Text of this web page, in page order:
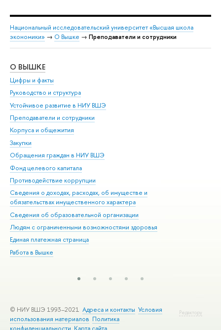
Национальный исследовательский университет «Высшая школа
экономики» → О Вышке → Преподаватели и сотрудники
О ВЫШКЕ
Цифры и факты
Руководство и структура
Устойчивое развитие в НИУ ВШЭ
Преподаватели и сотрудники
Корпуса и общежития
Закупки
Обращения граждан в НИУ ВШЭ
Фонд целевого капитала
Противодействие коррупции
Сведения о доходах, расходах, об имуществе и
обязательствах имущественного характера
Сведения об образовательной организации
Людям с ограниченными возможностями здоровья
Единая платежная страница
Работа в Вышке
Редактору
© НИУ ВШЭ 1993–2021 Адреса и контакты Условия
использования материалов Политика